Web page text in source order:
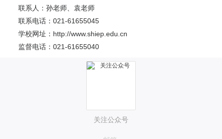
联系人：孙老师、袁老师
联系电话：021-61655045
学校网址：http://www.shiep.edu.cn
监督电话：021-61655040
关注公众号